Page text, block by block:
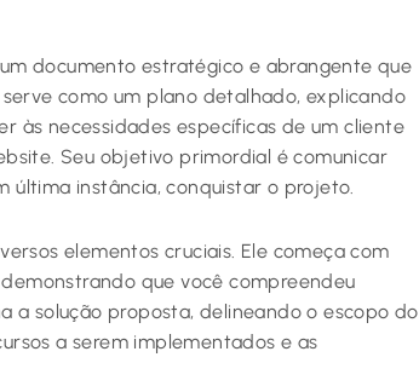
documento estratégico e abrangente que
como um plano detalhado, explicando
às necessidades específicas de um cliente
Seu objetivo primordial é comunicar
última instância, conquistar o projeto.
elementos cruciais. Ele começa com
que você compreendeu
a solução proposta, delineando o escopo do
a serem implementados e as